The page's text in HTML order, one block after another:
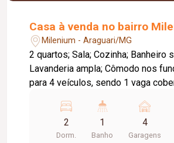
Casa à venda no bairro
Milenium - Araguari/MG
2 quartos; Sala; Cozinha; Banheiro
Lavanderia ampla; Cômodo nos
para 4 veículos, sendo 1 vaga
opção para quem busca
espaço para veículos e ótima
2
Dorm.
1
Banho
4
Garagens